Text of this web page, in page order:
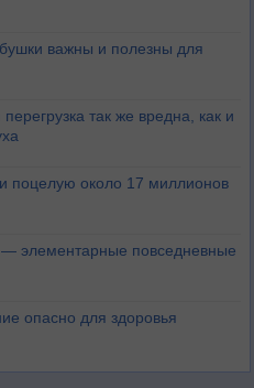
важны и полезны для
так же вредна, как и
поцелую около 17 миллионов
— элементарные повседневные
опасно для здоровья